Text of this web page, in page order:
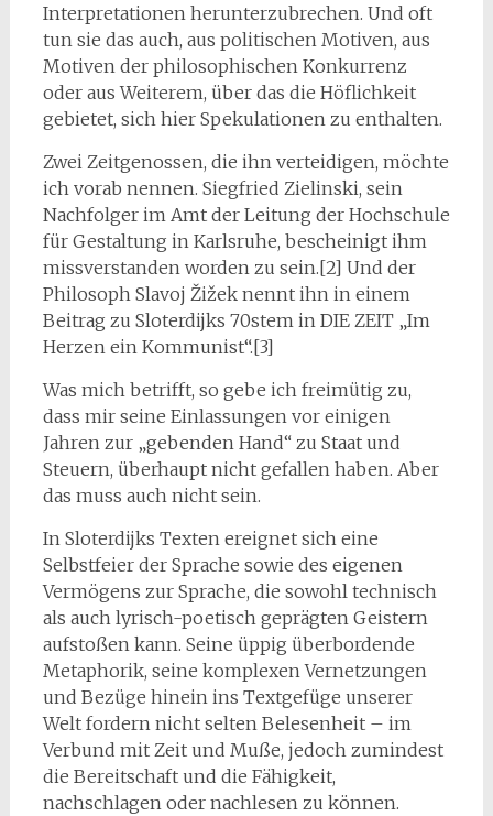
Interpretationen herunterzubrechen. Und oft
tun sie das auch, aus politischen Motiven, aus
Motiven der philosophischen Konkurrenz
oder aus Weiterem, über das die Höflichkeit
gebietet, sich hier Spekulationen zu enthalten.
Zwei Zeitgenossen, die ihn verteidigen, möchte
ich vorab nennen. Siegfried Zielinski, sein
Nachfolger im Amt der Leitung der Hochschule
für Gestaltung in Karlsruhe, bescheinigt ihm
missverstanden worden zu sein.[2] Und der
Philosoph Slavoj Žižek nennt ihn in einem
Beitrag zu Sloterdijks 70stem in DIE ZEIT „Im
Herzen ein Kommunist“.[3]
Was mich betrifft, so gebe ich freimütig zu,
dass mir seine Einlassungen vor einigen
Jahren zur „gebenden Hand“ zu Staat und
Steuern, überhaupt nicht gefallen haben. Aber
das muss auch nicht sein.
In Sloterdijks Texten ereignet sich eine
Selbstfeier der Sprache sowie des eigenen
Vermögens zur Sprache, die sowohl technisch
als auch lyrisch-poetisch geprägten Geistern
aufstoßen kann. Seine üppig überbordende
Metaphorik, seine komplexen Vernetzungen
und Bezüge hinein ins Textgefüge unserer
Welt fordern nicht selten Belesenheit – im
Verbund mit Zeit und Muße, jedoch zumindest
die Bereitschaft und die Fähigkeit,
nachschlagen oder nachlesen zu können.